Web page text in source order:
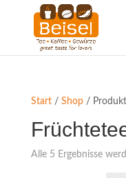
Start/ Shop/
Alle 5 Ergebnisse